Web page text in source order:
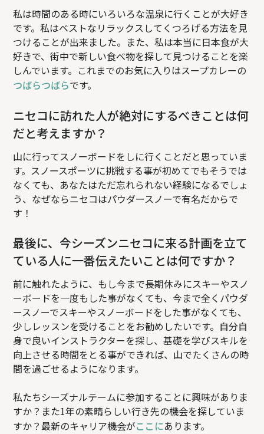
私は時間のある時にいろいろな温泉に行くことが大好き
です。私はベストなリラックスしてくつろげる方法を見
つけることが出来ました。また、私は本当に日本食が大
好きで、街中で新しい食べ物を探して見つけることを楽
しんでいます。これまでのお気に入りはスープカレーの
つばらつばらです。
ニセコに訪れた人が絶対にするべきことは何
だと考えますか？
山に行ってスノーボードをしに行くことだと思っていま
す。スノースポーツに挑戦する事が初めてでもそうでは
なくても、あなたはただ忘れられない経験になるでしょ
う、なぜならニセコはパウダースノーで有名だからで
す！
最後に、今シーズンニセコに来る計画を立て
ている人に一番伝えたいことは何ですか？
前に触れたように、もし今まで長期休みにスキーやスノ
ーボードを一度もした事がなくても、今まで全くパウダ
ースノーでスキーやスノーボードをした事がなくても、
少しレッスンを受けることをお勧めしたいです。自分自
身で良いインストラクターを探し、基礎を学びスキルを
向上させる時間をとる事ができれば、山でたくさんの時
間を過ごせるようになります。
私たちシーズナルテームに参加することに興味がありま
すか？また1年の素晴らしい行き先の機会を探していま
すか？最新のキャリア機会がここにあります。